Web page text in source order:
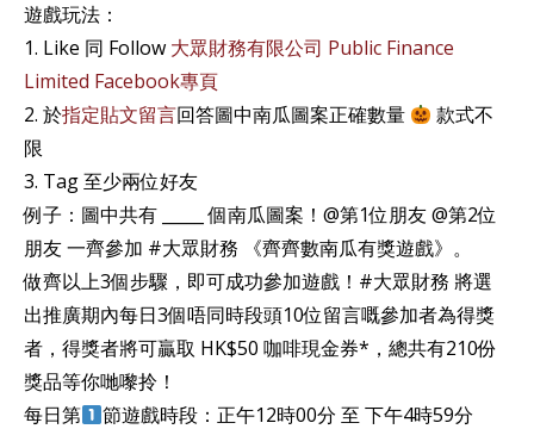
遊戲玩法：
1. Like 同 Follow 大眾財務有限公司 Public Finance
Limited Facebook專頁
2. 於指定貼文留言回答圖中南瓜圖案正確數量
款式不
限
3. Tag 至少兩位好友
例子：圖中共有 _____ 個南瓜圖案！@第1位朋友 @第2位
朋友 一齊參加 #大眾財務 《齊齊數南瓜有獎遊戲》。
做齊以上3個步驟，即可成功參加遊戲！#大眾財務 將選
出推廣期內每日3個唔同時段頭10位留言嘅參加者為得獎
者，得獎者將可贏取 HK$50 咖啡現金券*，總共有210份
獎品等你哋嚟拎！
每日第
節遊戲時段：正午12時00分 至 下午4時59分